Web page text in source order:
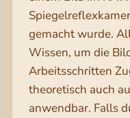
gemacht wurde.
Wissen, um die
Arbeitsschritten
theoretisch auch
anwendbar. Falls